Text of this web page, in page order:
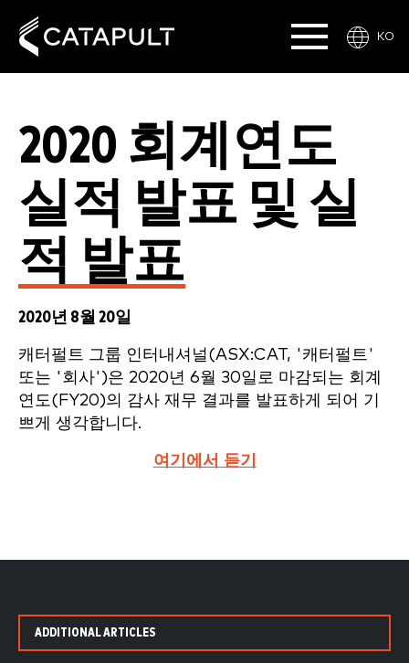
KO
2020 회계연도
실적 발표 및 실
적 발표
2020년 8월 20일
캐터펄트 그룹 인터내셔널(ASX:CAT, '캐터펄트'
또는 '회사')은 2020년 6월 30일로 마감되는 회계
연도(FY20)의 감사 재무 결과를 발표하게 되어 기
쁘게 생각합니다.
여기에서 듣기
ADDITIONAL ARTICLES